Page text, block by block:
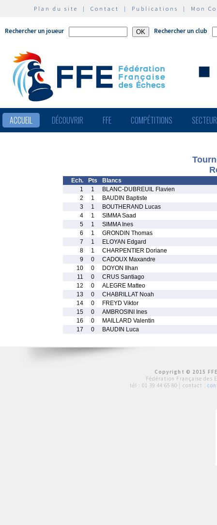
Plan du site | Contact | Publications | Mon
Rechercher un joueur Rechercher un club
ACCUEIL DÉCOUVRIR FFE COMPÉTITIONS
Ech. Pts
Blancs
1
1
BLANC-DUBREUIL Flavien
2
1
BAUDIN Baptiste
3
1
BOUTHERAND Lucas
4
1
SIMMA Saad
5
1
SIMMA Ines
6
1
GRONDIN Thomas
7
1
ELOYAN Edgard
8
1
CHARPENTIER Doriane
9
0
CADOUX Maxandre
10
0
DOYON Ilhan
11
0
CRUS Santiago
12
0
ALEGRE Matteo
13
0
CHABRILLAT Noah
14
0
FREYD Viktor
15
0
AMBROSINI Ines
16
0
MAILLARD Valentin
17
0 BAUDIN Luca
Copyright © 2015
Fédération Française des
tél : 01 39 44 65 80 | contact :